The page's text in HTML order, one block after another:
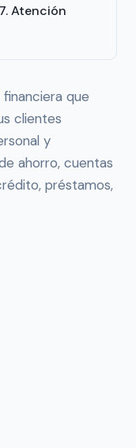
Atención
que
clientes
y
ahorro, cuentas
préstamos,